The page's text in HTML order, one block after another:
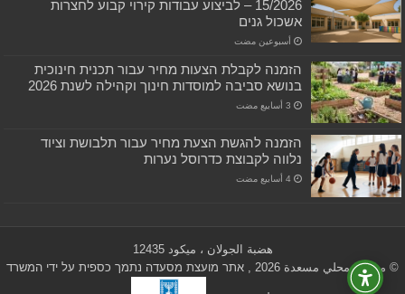
15/2026 – לביצוע עבודות קירוי קבוע לחצרות
אשכול גנים
‏أسبوعين مضت
הזמנה לקבלת הצעות מחיר עבור תכנית חינוכית
בנושא סביבה למוסדות חינוך וקהילה לשנת 2026
הזמנה להגשת הצעת מחיר עבור תלבושת וציוד
נלווה לקבוצת כדרוסל נערות
هضبة الجولان ، ميكود 12435
© مجلس محلي مسعدة 2026 , אתר מועצת מסעדה נתמך כספית על ידי המשרד